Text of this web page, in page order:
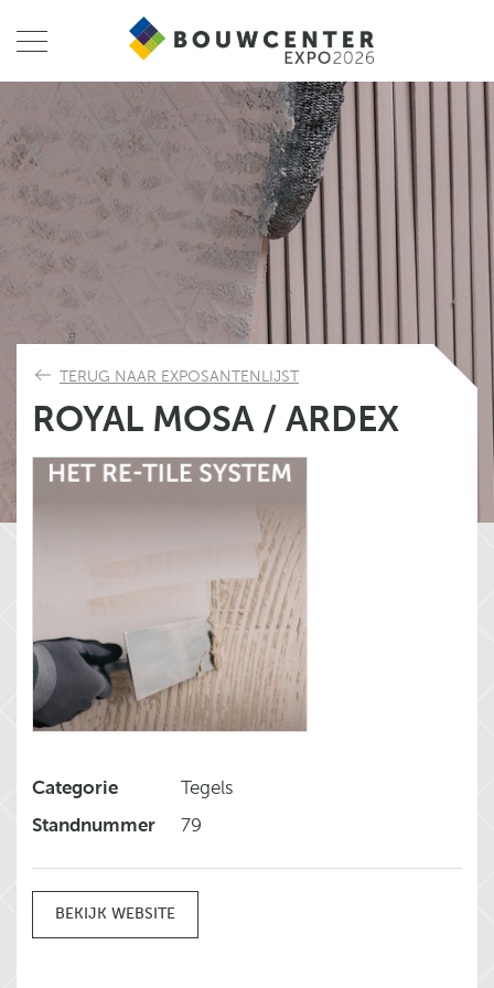
TERUG NAAR EXPOSANTENLIJST
ROYAL MOSA / ARDEX
Categorie
Tegels
Standnummer
79
BEKIJK WEBSITE